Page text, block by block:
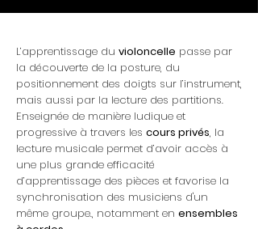
L’apprentissage du violoncelle passe par
la découverte de la posture, du
positionnement des doigts sur l’instrument,
mais aussi par la lecture des partitions.
Enseignée de manière ludique et
progressive à travers les cours privés, la
lecture musicale permet d’avoir accès à
une plus grande efficacité
d’apprentissage des pièces et favorise la
synchronisation des musiciens d'un
même groupe., notamment en ensembles